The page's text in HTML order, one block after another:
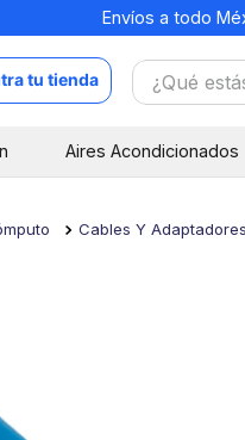
Envíos a todo
tu tienda ¿Qué estás
Aires Acondicionados
Cables Y Adaptadores